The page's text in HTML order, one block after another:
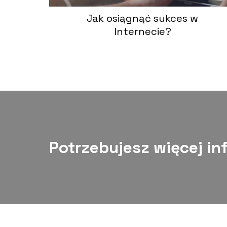
Jak osiągnąć sukces w
Internecie?
Potrzebujesz więcej